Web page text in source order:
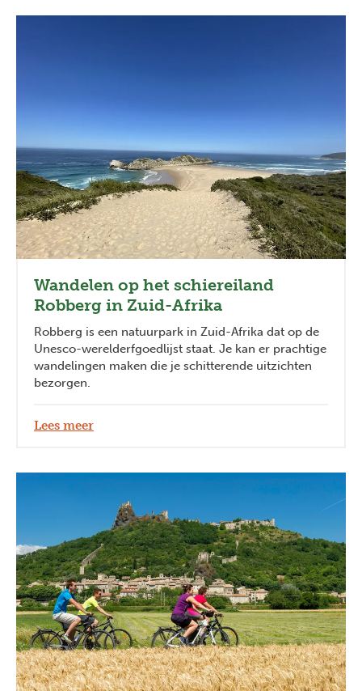
Wandelen op het schiereiland
Robberg in Zuid-Afrika
Robberg is een natuurpark in Zuid-Afrika dat op de
Unesco-werelderfgoedlijst staat. Je kan er prachtige
wandelingen maken die je schitterende uitzichten
bezorgen.
Lees meer